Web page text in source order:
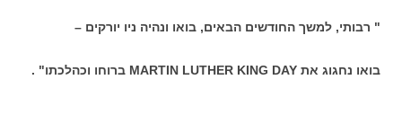
" רבותי, למשך החודשים הבאים, בואו ונהיה ניו יורקים –
בואו נחגוג את MARTIN LUTHER KING DAY ברוחו וכהלכתו" .